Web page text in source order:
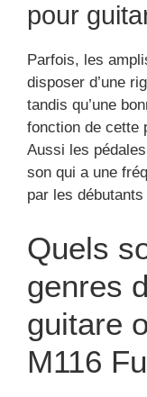
pour
Parfois, les
disposer d’une
tandis qu’une
fonction de cette
Aussi les
son qui a une
par les
Quels
genres
guitare
M116